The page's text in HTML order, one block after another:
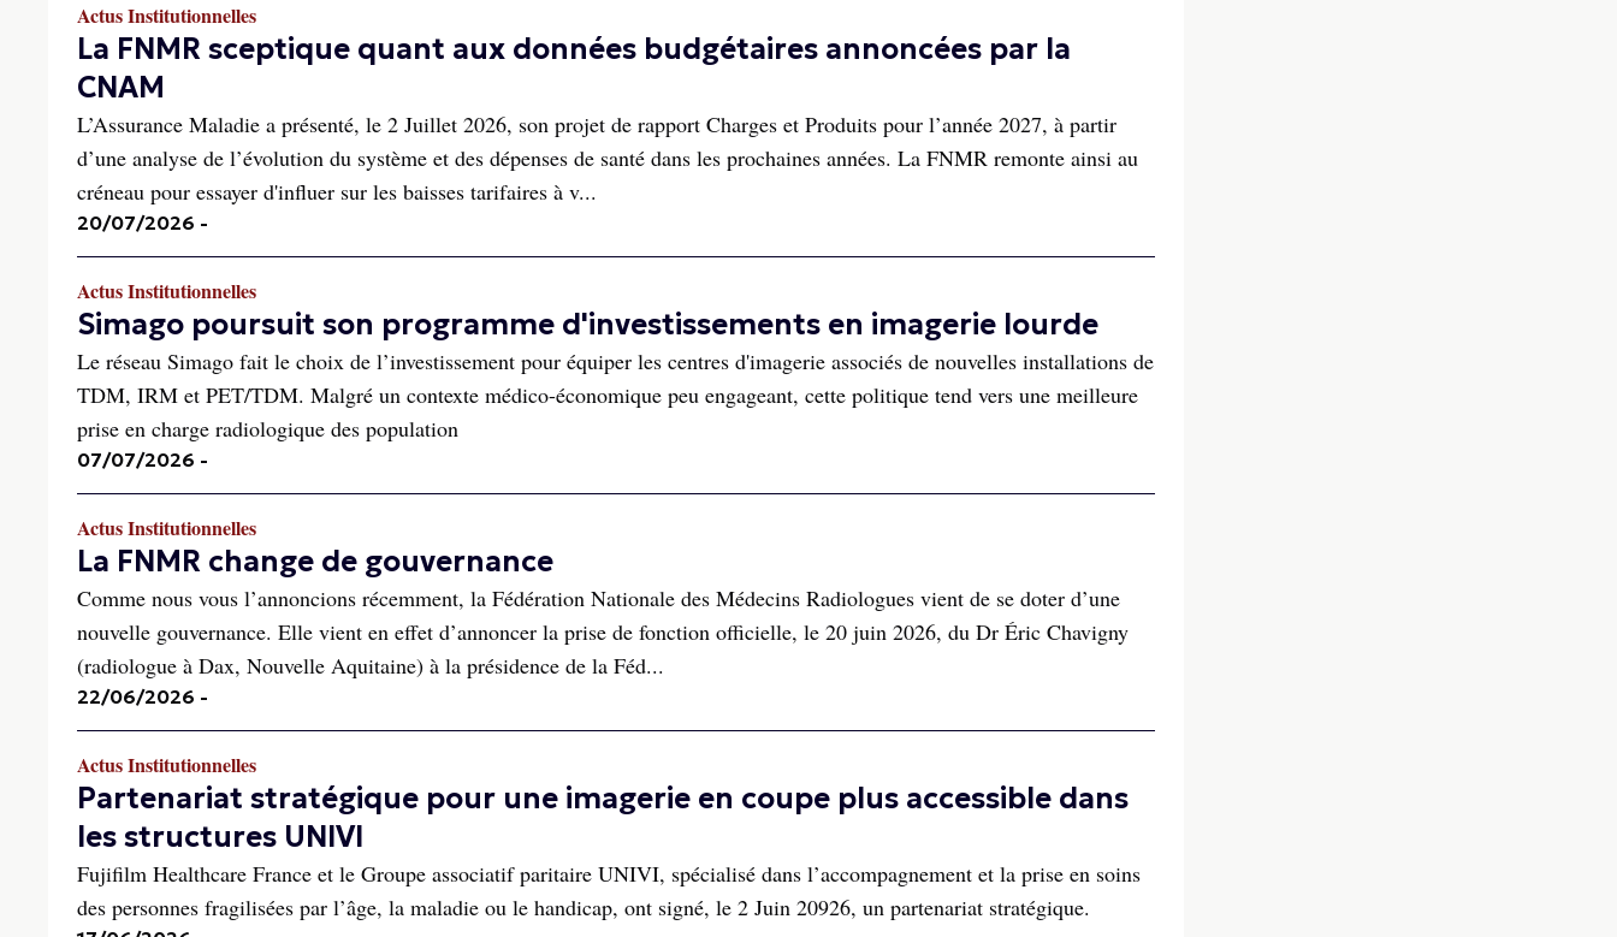
Actus Institutionnelles
La FNMR sceptique quant aux données budgétaires annoncées par la
CNAM
L’Assurance Maladie a présenté, le 2 Juillet 2026, son projet de rapport Charges et Produits pour l’année 2027, à partir
d’une analyse de l’évolution du système et des dépenses de santé dans les prochaines années. La FNMR remonte ainsi au
créneau pour essayer d'influer sur les baisses tarifaires à v...
20/07/2026 -
Actus Institutionnelles
Simago poursuit son programme d'investissements en imagerie lourde
Le réseau Simago fait le choix de l’investissement pour équiper les centres d'imagerie associés de nouvelles installations de
TDM, IRM et PET/TDM. Malgré un contexte médico-économique peu engageant, cette politique tend vers une meilleure
prise en charge radiologique des population
07/07/2026 -
Actus Institutionnelles
La FNMR change de gouvernance
Comme nous vous l’annoncions récemment, la Fédération Nationale des Médecins Radiologues vient de se doter d’une
nouvelle gouvernance. Elle vient en effet d’annoncer la prise de fonction officielle, le 20 juin 2026, du Dr Éric Chavigny
(radiologue à Dax, Nouvelle Aquitaine) à la présidence de la Féd...
22/06/2026 -
Actus Institutionnelles
Partenariat stratégique pour une imagerie en coupe plus accessible dans
les structures UNIVI
Fujifilm Healthcare France et le Groupe associatif paritaire UNIVI, spécialisé dans l’accompagnement et la prise en soins
des personnes fragilisées par l’âge, la maladie ou le handicap, ont signé, le 2 Juin 20926, un partenariat stratégique.